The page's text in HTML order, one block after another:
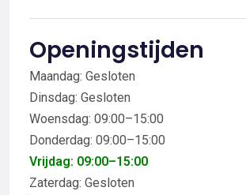
Openingstijden
Maandag: Gesloten
Dinsdag: Gesloten
Woensdag: 09:00–15:00
Donderdag: 09:00–15:00
Vrijdag: 09:00–15:00
Zaterdag: Gesloten